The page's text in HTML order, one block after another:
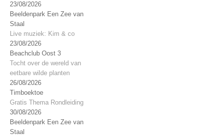
23/08/2026
Beeldenpark Een Zee van
Staal
Live muziek: Kim & co
23/08/2026
Beachclub Oost 3
Tocht over de wereld van
eetbare wilde planten
26/08/2026
Timboektoe
Gratis Thema Rondleiding
30/08/2026
Beeldenpark Een Zee van
Staal